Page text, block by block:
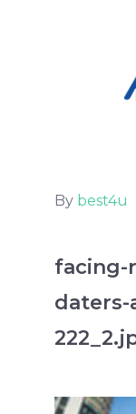
By best4u
facing-